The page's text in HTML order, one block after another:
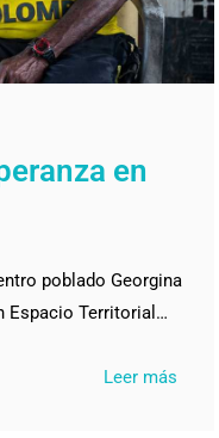
en
poblado Georgina
Espacio Territorial…
Leer más